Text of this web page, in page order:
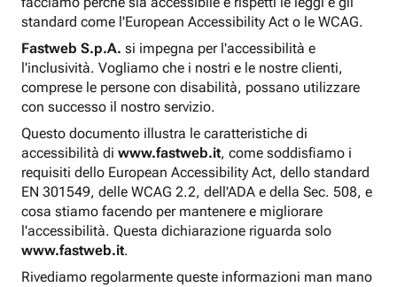
standard come l'European Accessibility Act o le WCAG.
Fastweb S.p.A. si impegna per l'accessibilità e
l'inclusività. Vogliamo che i nostri e le nostre clienti,
comprese le persone con disabilità, possano utilizzare
con successo il nostro servizio.
Questo documento illustra le caratteristiche di
accessibilità di www.fastweb.it, come soddisfiamo i
requisiti dello European Accessibility Act, dello standard
EN 301549, delle WCAG 2.2, dell'ADA e della Sec. 508, e
cosa stiamo facendo per mantenere e migliorare
l'accessibilità. Questa dichiarazione riguarda solo
www.fastweb.it.
Rivediamo regolarmente queste informazioni man mano